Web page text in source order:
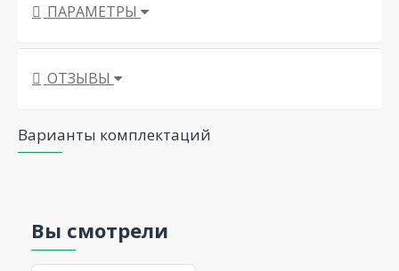
ПАРАМЕТРЫ
ОТЗЫВЫ
Варианты комплектаций
Вы смотрели